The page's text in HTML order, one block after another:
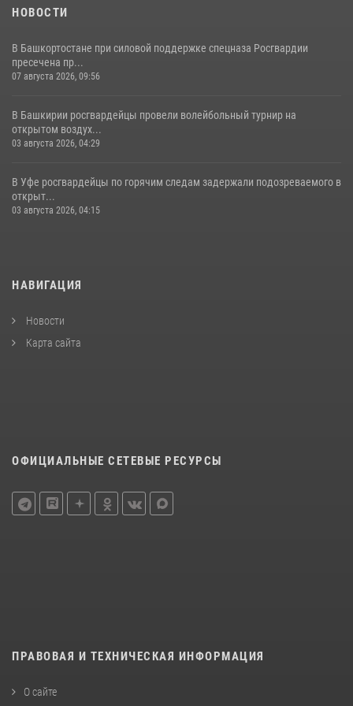
НОВОСТИ
В Башкортостане при силовой поддержке спецназа Росгвардии
пресечена пр...
07 августа 2026, 09:56
В Башкирии росгвардейцы провели волейбольный турнир на
открытом воздух...
03 августа 2026, 04:29
В Уфе росгвардейцы по горячим следам задержали подозреваемого в
открыт...
03 августа 2026, 04:15
НАВИГАЦИЯ
Новости
Карта сайта
ОФИЦИАЛЬНЫЕ СЕТЕВЫЕ РЕСУРСЫ
ПРАВОВАЯ И ТЕХНИЧЕСКАЯ ИНФОРМАЦИЯ
О сайте